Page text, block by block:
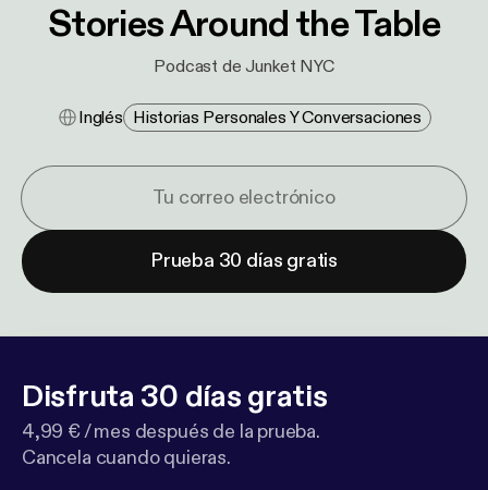
Stories Around the Table
Podcast de Junket NYC
Inglés Historias Personales Y Conversaciones
Prueba 30 días gratis
Disfruta 30 días gratis
4,99 € / mes después de la prueba.
Cancela cuando quieras.